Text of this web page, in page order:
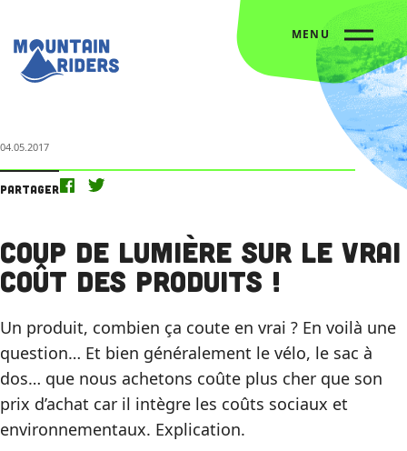
MENU
04.05.2017
Partager
Coup de lumière sur le vrai
coût des produits !
Un produit, combien ça coute en vrai ? En voilà une
question… Et bien généralement le vélo, le sac à
dos… que nous achetons coûte plus cher que son
prix d’achat car il intègre les coûts sociaux et
environnementaux. Explication.